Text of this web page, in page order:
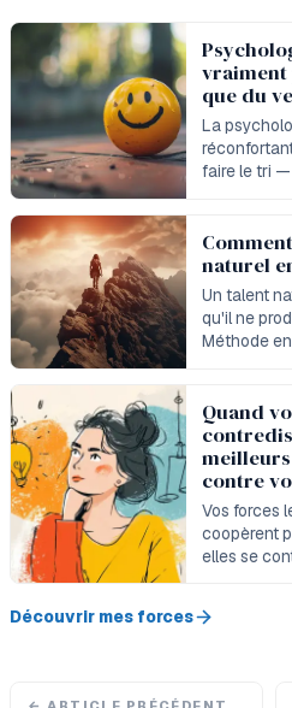
vraiment
que du
La
faire le tri —
naturel
Un talent
qu'il ne
Méthode
Quand
contre
Vos forces
coopèrent
elles se
Découvrir mes forces